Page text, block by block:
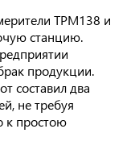
ТРМ138 и
станцию.
продукции.
составил два
не требуя
к простою